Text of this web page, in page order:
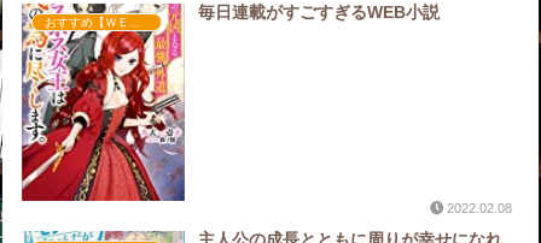
毎日連載がすごすぎるWEB小説
2022.02.08